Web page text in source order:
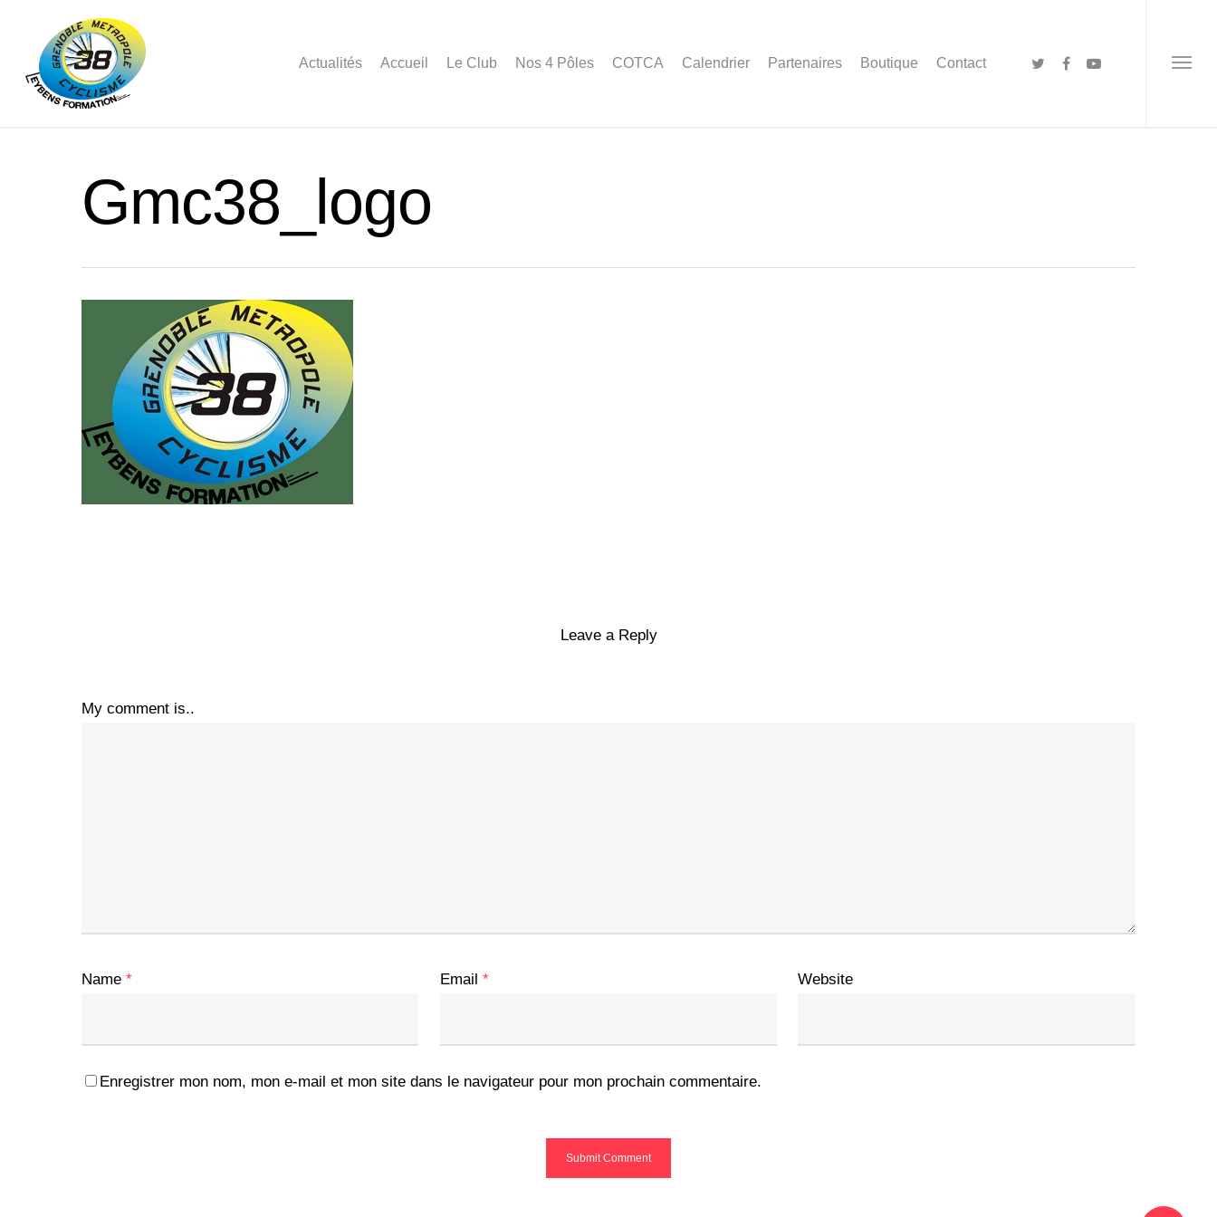
Actualités Accueil Le Club Nos 4 Pôles COTCA Calendrier Partenaires Boutique Contact
Gmc38_logo
Leave a Reply
My comment is..
Name * Email * Website
Enregistrer mon nom, mon e-mail et mon site dans le navigateur pour mon prochain commentaire.